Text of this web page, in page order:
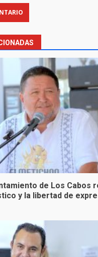
de Los Cabos
y la libertad de